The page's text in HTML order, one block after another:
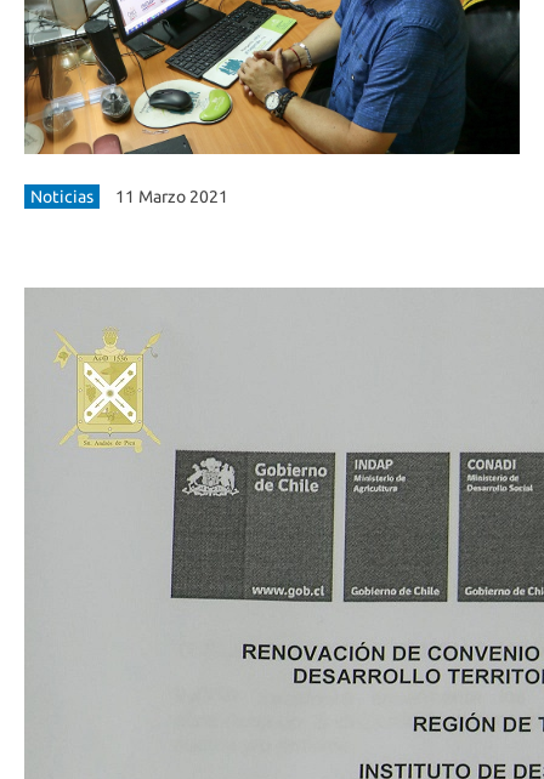
Noticias 11 Marzo 2021